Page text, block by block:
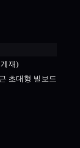
재)
초대형 빌보드